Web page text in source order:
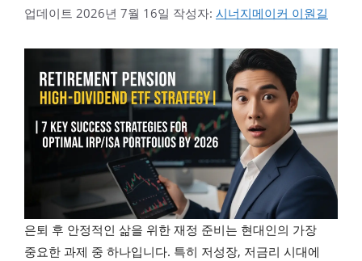
업데이트 2026년 7월 16일 작성자: 시너지메이커 이원길
은퇴 후 안정적인 삶을 위한 재정 준비는 현대인의 가장
중요한 과제 중 하나입니다. 특히 저성장, 저금리 시대에